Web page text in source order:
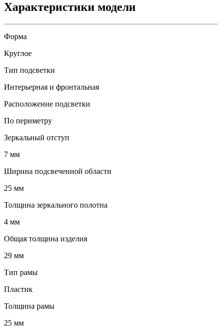
Характеристики модели
Форма
Круглое
Тип подсветки
Интерьерная и фронтальная
Расположение подсветки
По периметру
Зеркальный отступ
7 мм
Ширина подсвеченной области
25 мм
Толщина зеркального полотна
4 мм
Общая толщина изделия
29 мм
Тип рамы
Пластик
Толщина рамы
25 мм